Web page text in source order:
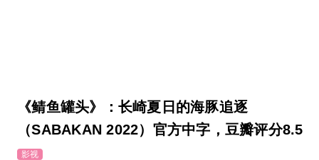
《鲭鱼罐头》：长崎夏日的海豚追逐
（SABAKAN 2022）官方中字，豆瓣评分8.5
影视